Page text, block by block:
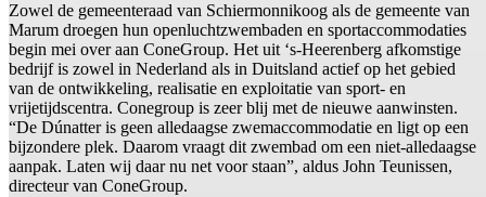
Zowel de gemeenteraad van Schiermonnikoog als de gemeente van
Marum droegen hun openluchtzwembaden en sportaccommodaties
begin mei over aan ConeGroup. Het uit ‘s-Heerenberg afkomstige
bedrijf is zowel in Nederland als in Duitsland actief op het gebied
van de ontwikkeling, realisatie en exploitatie van sport- en
vrijetijdscentra. Conegroup is zeer blij met de nieuwe aanwinsten.
“De Dúnatter is geen alledaagse zwemaccommodatie en ligt op een
bijzondere plek. Daarom vraagt dit zwembad om een niet-alledaagse
aanpak. Laten wij daar nu net voor staan”, aldus John Teunissen,
directeur van ConeGroup.